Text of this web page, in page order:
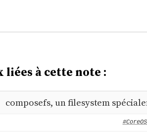
liées à cette note :
composefs, un filesystem
#CoreOS